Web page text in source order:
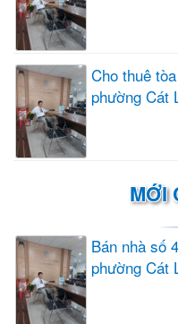
Cho thuê
phường Cát
MỚI
Bán nhà số
phường Cát